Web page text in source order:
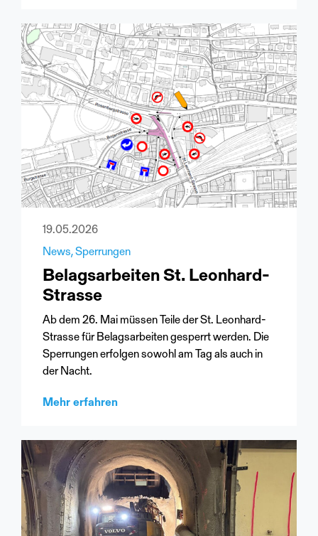
19.05.2026
News Sperrungen
Belagsarbeiten St. Leonhard-
Strasse
Ab dem 26. Mai müssen Teile der St. Leonhard-
Strasse für Belagsarbeiten gesperrt werden. Die
Sperrungen erfolgen sowohl am Tag als auch in
der Nacht.
Mehr erfahren